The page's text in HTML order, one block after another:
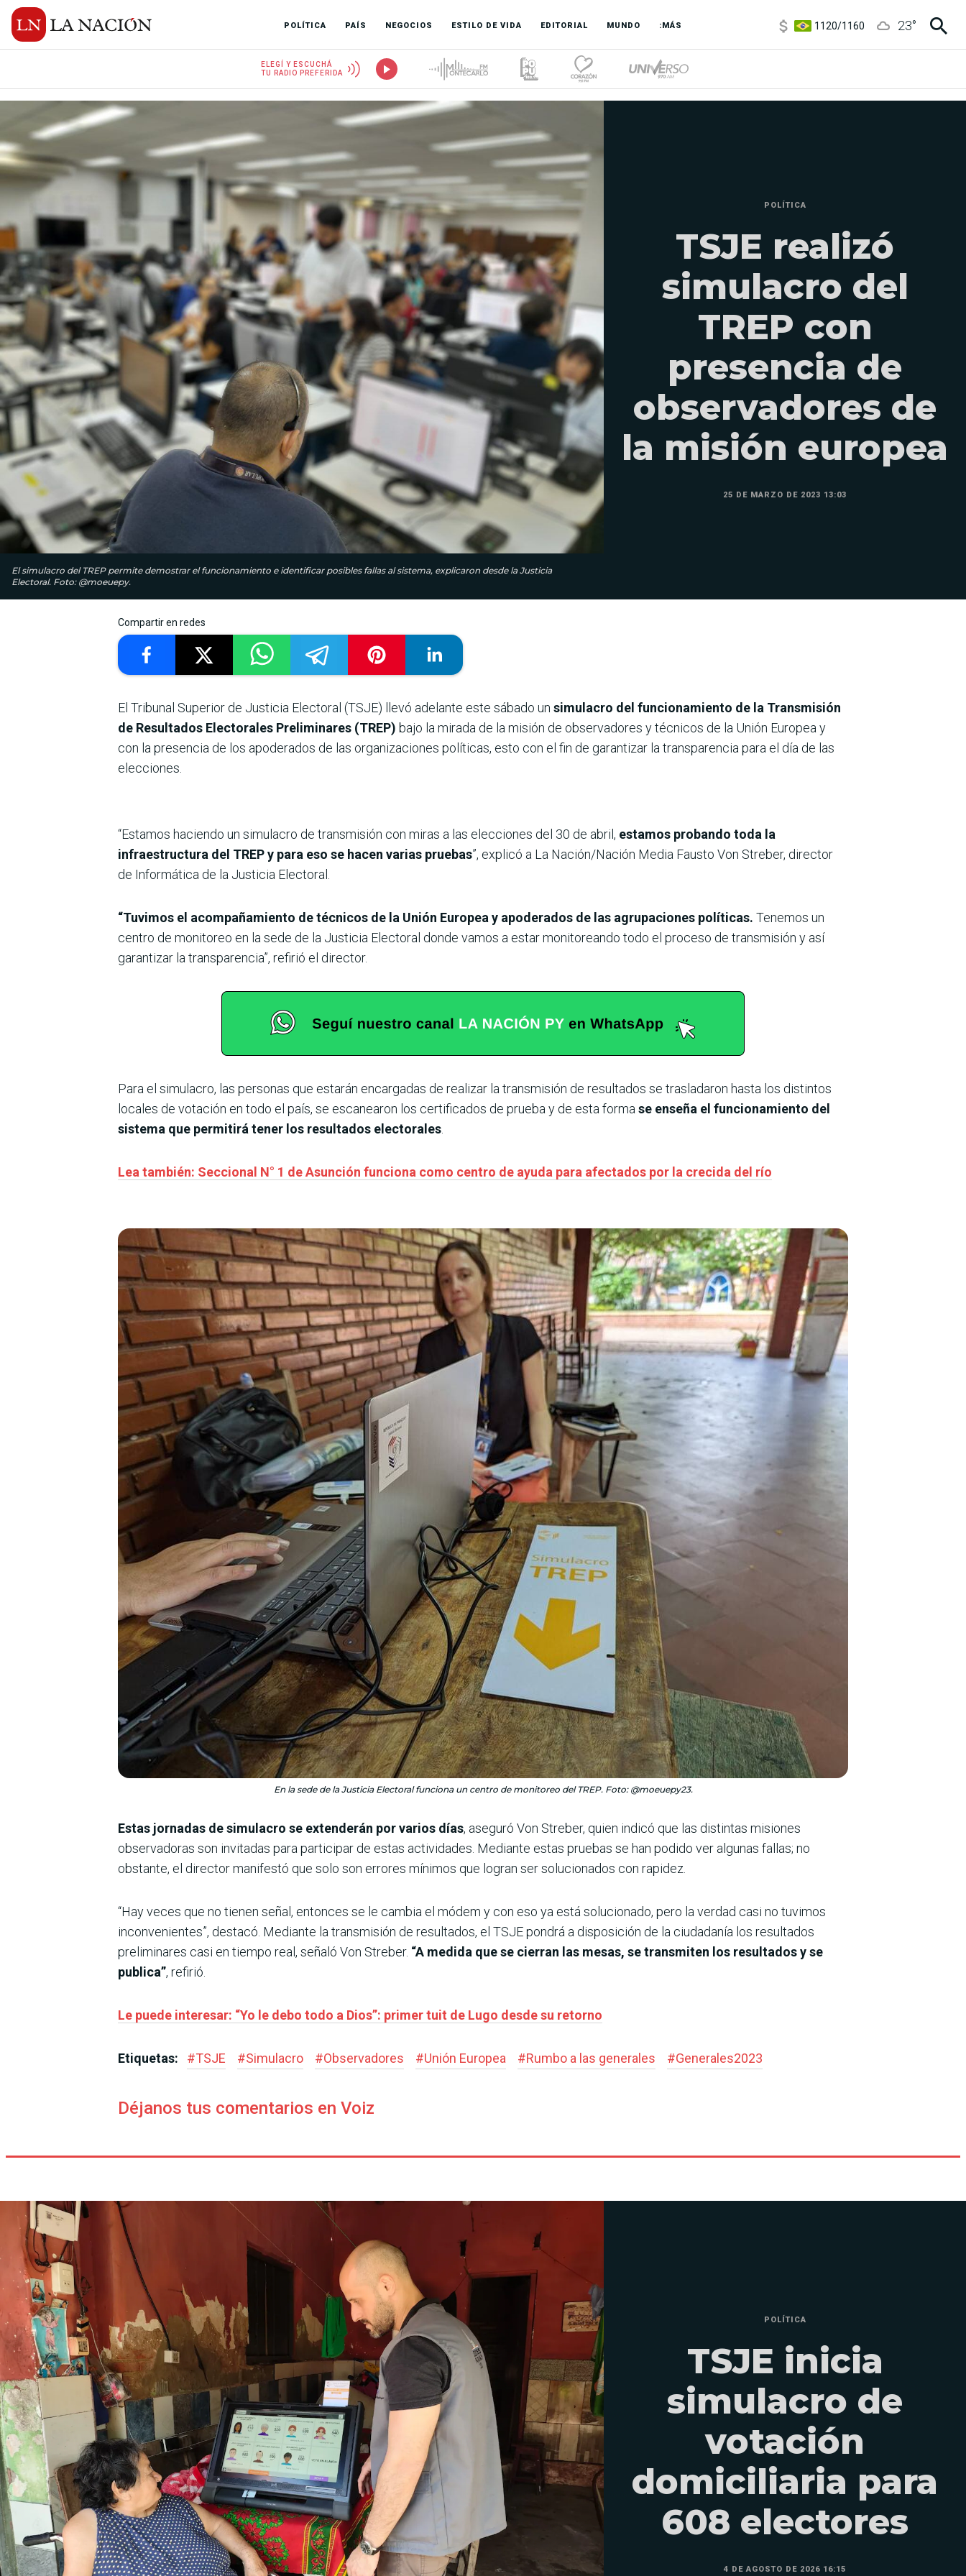
POLÍTICA PAÍS NEGOCIOS ESTILO DE VIDA EDITORIAL MUNDO :MÁS
3,6/3,9
23°
ELEGÍ Y ESCUCHÁ
TU RADIO PREFERIDA
El simulacro del TREP permite demostrar el funcionamiento e identificar posibles fallas al sistema, explicaron desde la Justicia
Electoral. Foto: @moeuepy.
POLÍTICA
TSJE realizó
simulacro del
TREP con
presencia de
observadores de
la misión europea
25 DE MARZO DE 2023 13:03
Compartir en redes
El Tribunal Superior de Justicia Electoral (TSJE) llevó adelante este sábado un simulacro del funcionamiento de la Transmisión
de Resultados Electorales Preliminares (TREP) bajo la mirada de la misión de observadores y técnicos de la Unión Europea y
con la presencia de los apoderados de las organizaciones políticas, esto con el fin de garantizar la transparencia para el día de las
elecciones.
“Estamos haciendo un simulacro de transmisión con miras a las elecciones del 30 de abril, estamos probando toda la
infraestructura del TREP y para eso se hacen varias pruebas”, explicó a La Nación/Nación Media Fausto Von Streber, director
de Informática de la Justicia Electoral.
“Tuvimos el acompañamiento de técnicos de la Unión Europea y apoderados de las agrupaciones políticas. Tenemos un
centro de monitoreo en la sede de la Justicia Electoral donde vamos a estar monitoreando todo el proceso de transmisión y así
garantizar la transparencia”, refirió el director.
Para el simulacro, las personas que estarán encargadas de realizar la transmisión de resultados se trasladaron hasta los distintos
locales de votación en todo el país, se escanearon los certificados de prueba y de esta forma se enseña el funcionamiento del
sistema que permitirá tener los resultados electorales
Lea también: Seccional N° 1 de Asunción funciona como centro de ayuda para afectados por la crecida del río
En la sede de la Justicia Electoral funciona un centro de monitoreo del TREP. Foto: @moeuepy23.
Estas jornadas de simulacro se extenderán por varios días, aseguró Von Streber, quien indicó que las distintas misiones
observadoras son invitadas para participar de estas actividades. Mediante estas pruebas se han podido ver algunas fallas; no
obstante, el director manifestó que solo son errores mínimos que logran ser solucionados con rapidez.
“Hay veces que no tienen señal, entonces se le cambia el módem y con eso ya está solucionado, pero la verdad casi no tuvimos
inconvenientes”, destacó. Mediante la transmisión de resultados, el TSJE pondrá a disposición de la ciudadanía los resultados
preliminares casi en tiempo real, señaló Von Streber. “A medida que se cierran las mesas, se transmiten los resultados y se
publica”, refirió.
Le puede interesar: “Yo le debo todo a Dios”: primer tuit de Lugo desde su retorno
Etiquetas: #TSJE #Simulacro #Observadores #Unión Europea #Rumbo a las generales #Generales2023
Déjanos tus comentarios en Voiz
POLÍTICA
TSJE inicia
simulacro de
votación
domiciliaria para
608 electores
4 DE AGOSTO DE 2026 16:15